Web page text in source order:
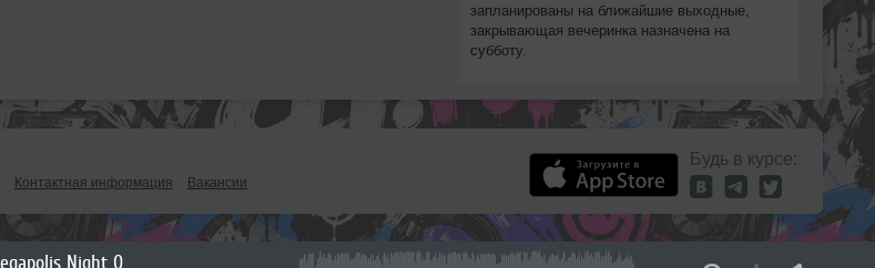
LM SOUND - Megapolis Night 07.07.2026
запланированы на ближайшие выходные,
закрывающая вечеринка назначена на
субботу.
Контактная информация Вакансии
Будь в курсе: